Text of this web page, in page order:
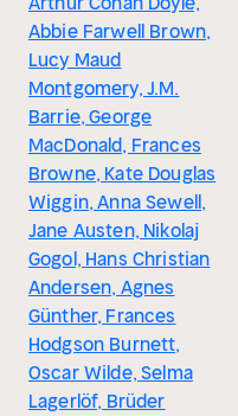
Abbie Farwell Brown,
Lucy Maud
Montgomery, J.M.
Barrie, George
MacDonald, Frances
Browne, Kate Douglas
Wiggin, Anna Sewell,
Jane Austen, Nikolaj
Gogol, Hans Christian
Andersen, Agnes
Günther, Frances
Hodgson Burnett,
Oscar Wilde, Selma
Lagerlöf, Brüder